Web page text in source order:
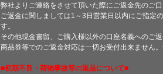
弊社よりご連絡をさせて頂いた際にご返金先のご口
ご返金に関しましては1～3日営業日以内にご指定
す。
その他現金書留、ご購入様以外の口座名義へのご返
商品券等でのご返金対応は一切お受付出来ません。
■初期不良・荷物事故等の返品について■